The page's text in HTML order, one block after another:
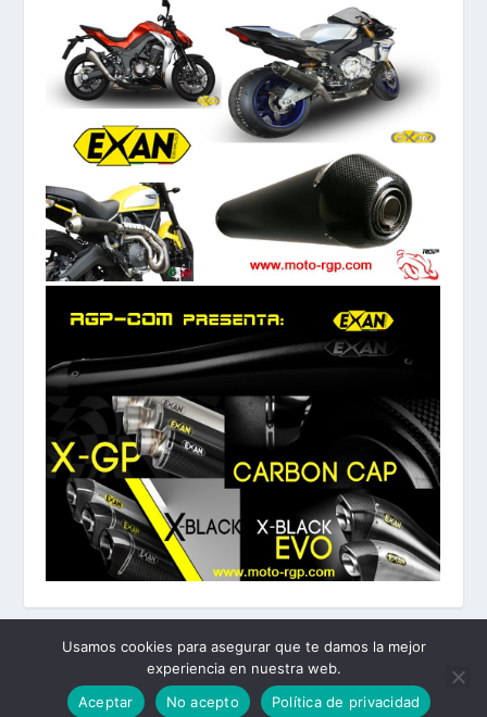
Elegant Themes| Desarrollado por WordPress
Usamos cookies para asegurar que te damos la mejor
experiencia en nuestra web.
Aceptar
No acepto Política de privacidad